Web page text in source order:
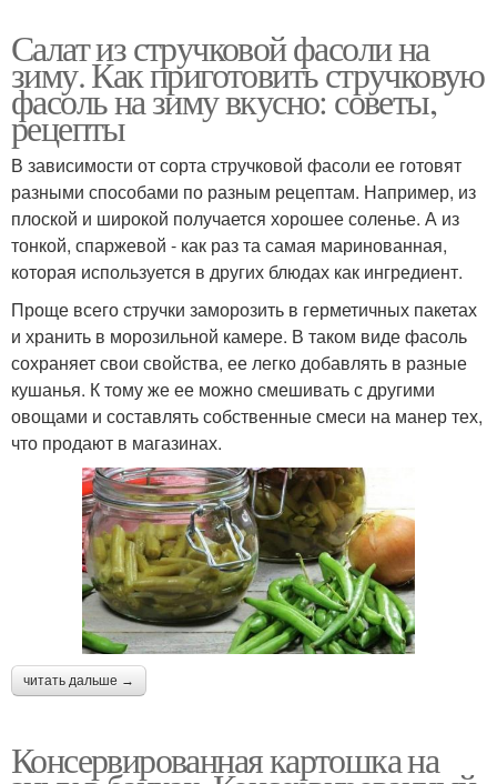
Салат из стручковой фасоли на
зиму. Как приготовить стручковую
фасоль на зиму вкусно: советы,
рецепты
В зависимости от сорта стручковой фасоли ее готовят
разными способами по разным рецептам. Например, из
плоской и широкой получается хорошее соленье. А из
тонкой, спаржевой - как раз та самая маринованная,
которая используется в других блюдах как ингредиент.
Проще всего стручки заморозить в герметичных пакетах
и хранить в морозильной камере. В таком виде фасоль
сохраняет свои свойства, ее легко добавлять в разные
кушанья. К тому же ее можно смешивать с другими
овощами и составлять собственные смеси на манер тех,
что продают в магазинах.
читать дальше →
Консервированная картошка на